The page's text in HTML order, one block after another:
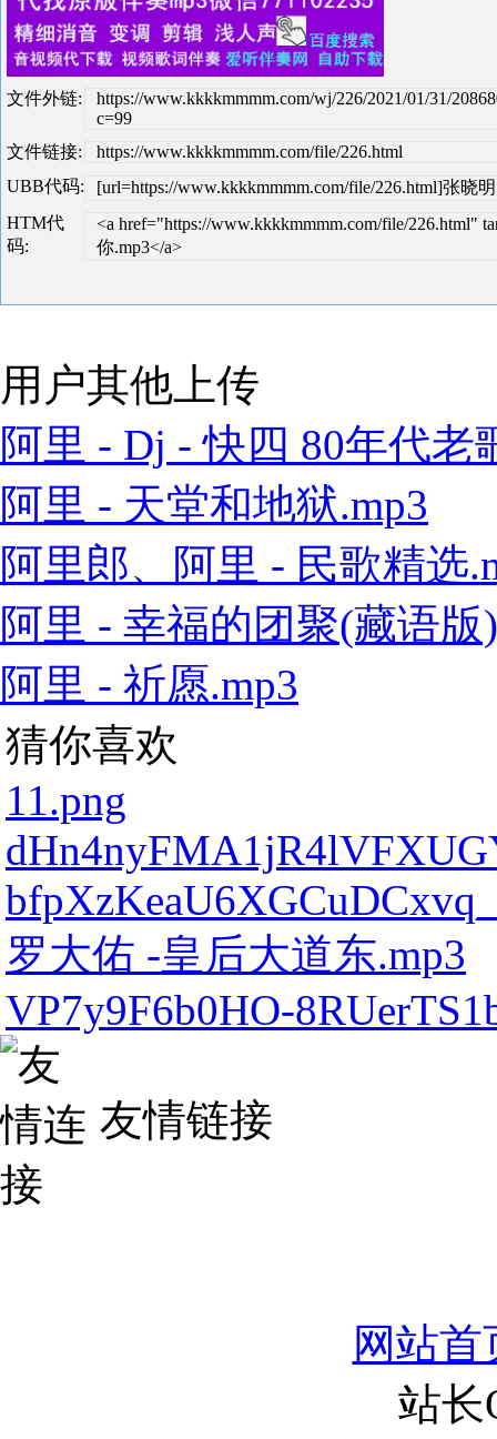
文件外链:
https://www.kkkkmmmm.com/wj/226/2021/01/31/
c=99
文件链接:
https://www.kkkkmmmm.com/file/226.html
UBB代码:
[url=https://www.kkkkmmmm.com/file/226.html]张晓
HTM代
码:
<a href="https://www.kkkkmmmm.com/file/226.html"
你.mp3</a>
用户其他上传
阿里 - Dj - 快四 80年代老
阿里 - 天堂和地狱.mp3
阿里郎、阿里 - 民歌精选
阿里 - 幸福的团聚(藏语版
阿里 - 祈愿.mp3
猜你喜欢
11.png
罗大佑 -皇后大道东.mp3
VP7y9F6b0HO-
友情链接
网站首
站